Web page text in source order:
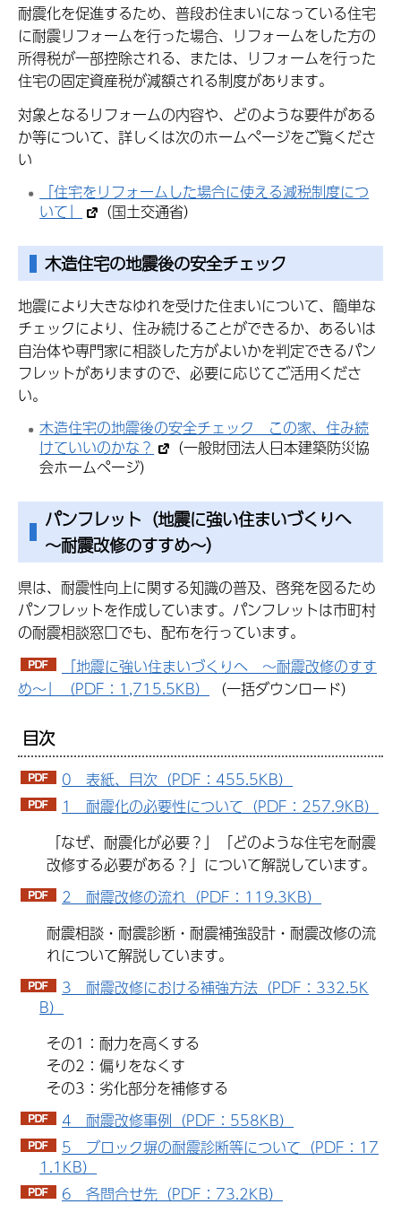
耐震化を促進するため、普段お住まいになっている住宅
に耐震リフォームを行った場合、リフォームをした方の
所得税が一部控除される、または、リフォームを行った
住宅の固定資産税が減額される制度があります。
対象となるリフォームの内容や、どのような要件がある
か等について、詳しくは次のホームページをご覧くださ
い
「住宅をリフォームした場合に使える減税制度につ
いて」
（国土交通省）
木造住宅の地震後の安全チェック
地震により大きなゆれを受けた住まいについて、簡単な
チェックにより、住み続けることができるか、あるいは
自治体や専門家に相談した方がよいかを判定できるパン
フレットがありますので、必要に応じてご活用くださ
い。
木造住宅の地震後の安全チェック この家、住み続
けていいのかな？
（一般財団法人日本建築防災協
会ホームページ）
パンフレット（地震に強い住まいづくりへ
～耐震改修のすすめ～）
県は、耐震性向上に関する知識の普及、啓発を図るため
パンフレットを作成しています。パンフレットは市町村
の耐震相談窓口でも、配布を行っています。
「地震に強い住まいづくりへ ～耐震改修のすす
め～」（PDF：1,715.5KB）
（一括ダウンロード）
目次
0 表紙、目次（PDF：455.5KB）
1 耐震化の必要性について（PDF：257.9KB）
「なぜ、耐震化が必要？」「どのような住宅を耐震
改修する必要がある？」について解説しています。
2 耐震改修の流れ（PDF：119.3KB）
耐震相談・耐震診断・耐震補強設計・耐震改修の流
れについて解説しています。
3 耐震改修における補強方法（PDF：332.5K
B）
その1：耐力を高くする
その2：偏りをなくす
その3：劣化部分を補修する
4 耐震改修事例（PDF：558KB）
5 ブロック塀の耐震診断等について（PDF：17
1.1KB）
6 各問合せ先（PDF：73.2KB）